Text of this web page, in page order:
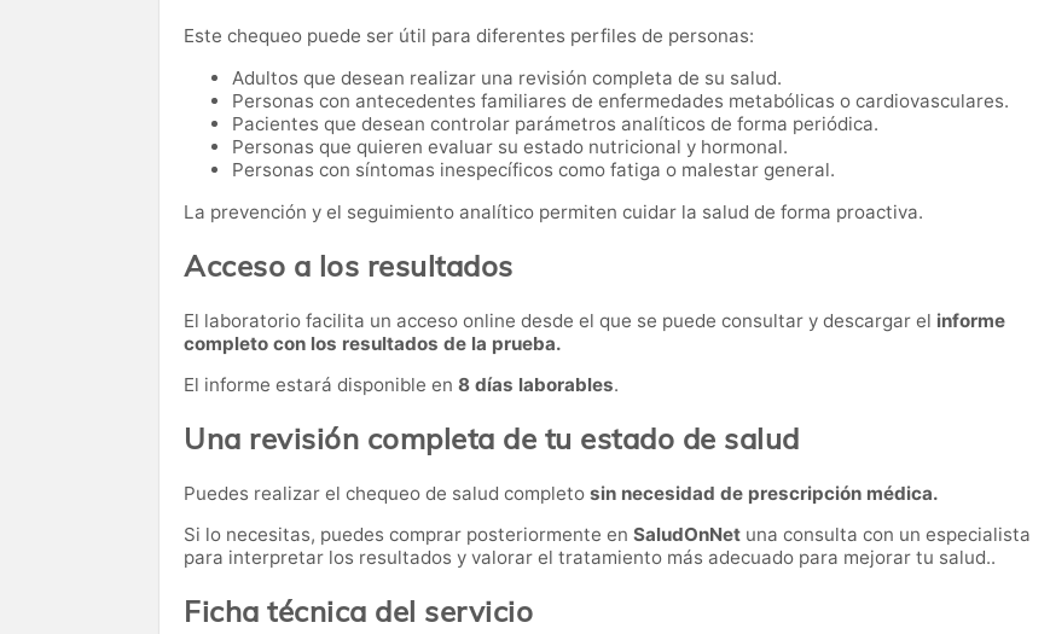
Este chequeo puede ser útil para diferentes perfiles de personas:
Adultos que desean realizar una revisión completa de su salud.
Personas con antecedentes familiares de enfermedades metabólicas o cardiovasculares.
Pacientes que desean controlar parámetros analíticos de forma periódica.
Personas que quieren evaluar su estado nutricional y hormonal.
Personas con síntomas inespecíficos como fatiga o malestar general.
La prevención y el seguimiento analítico permiten cuidar la salud de forma proactiva.
Acceso a los resultados
El laboratorio facilita un acceso online desde el que se puede consultar y descargar el informe
completo con los resultados de la prueba.
El informe estará disponible en 8 días laborables.
Una revisión completa de tu estado de salud
Puedes realizar el chequeo de salud completo sin necesidad de prescripción médica.
Si lo necesitas, puedes comprar posteriormente en SaludOnNet una consulta con un especialista
para interpretar los resultados y valorar el tratamiento más adecuado para mejorar tu salud..
Ficha técnica del servicio